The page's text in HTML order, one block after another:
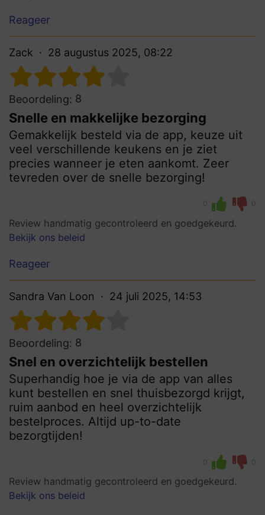
Reageer
Zack 28 augustus 2025, 08:22
Beoordeling: 8
Snelle en makkelijke bezorging
Gemakkelijk besteld via de app, keuze uit
veel verschillende keukens en je ziet
precies wanneer je eten aankomt. Zeer
tevreden over de snelle bezorging!
0 0
Review handmatig gecontroleerd en goedgekeurd.
Bekijk ons beleid
Reageer
Sandra Van Loon 24 juli 2025, 14:53
Beoordeling: 8
Snel en overzichtelijk bestellen
Superhandig hoe je via de app van alles
kunt bestellen en snel thuisbezorgd krijgt,
ruim aanbod en heel overzichtelijk
bestelproces. Altijd up-to-date
bezorgtijden!
0 0
Review handmatig gecontroleerd en goedgekeurd.
Bekijk ons beleid